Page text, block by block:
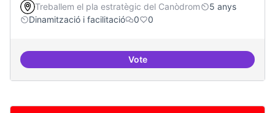
Treballem el pla estratègic del Canòdrom
5 anys
Dinamització i facilitació
0 0
VoteMoviment Activista Digital